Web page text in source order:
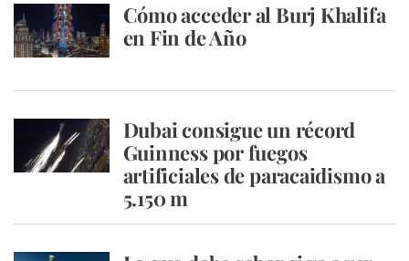
Cómo acceder al Burj Khalifa
en Fin de Año
Dubai consigue un récord
Guinness por fuegos
artificiales de paracaidismo a
5.150 m